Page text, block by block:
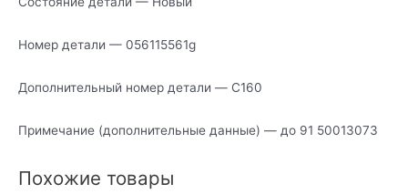
Номер детали — 056115561g
Дополнительный номер детали — C160
Примечание (дополнительные данные) — до 91 50013073
Похожие товары